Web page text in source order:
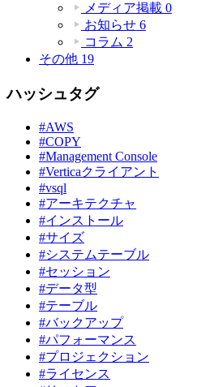
メディア掲載 0
お知らせ 6
コラム 2
その他 19
ハッシュタグ
#AWS
#COPY
#Management Console
#Verticaクライアント
#vsql
#アーキテクチャ
#インストール
#サイズ
#システムテーブル
#セッション
#データ型
#テーブル
#バックアップ
#パフォーマンス
#プロジェクション
#ライセンス